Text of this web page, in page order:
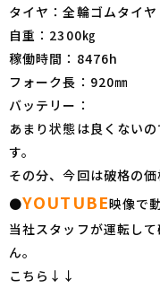
タイヤ：全輪ゴムタイヤ
自重：2300㎏
稼働時間：8476h
フォーク長：920㎜
バッテリー：
あまり状態は良くない
す。
その分、今回は破格の価
●YOUTUBE映像で
当社スタッフが運転し
ん。
こちら↓↓